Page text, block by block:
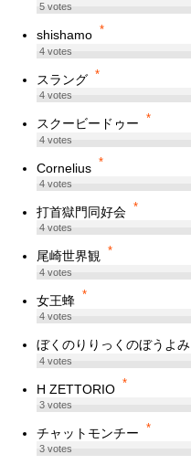
5votes
shishamo *
4votes
スラング *
4votes
スクービードゥー *
4votes
Cornelius *
4votes
打首獄門同好会 *
4votes
尾崎世界観 *
4votes
女王蜂 *
4votes
ぼくのりりっくのぼうよみ
4votes
H ZETTORIO *
3votes
チャットモンチー *
3votes